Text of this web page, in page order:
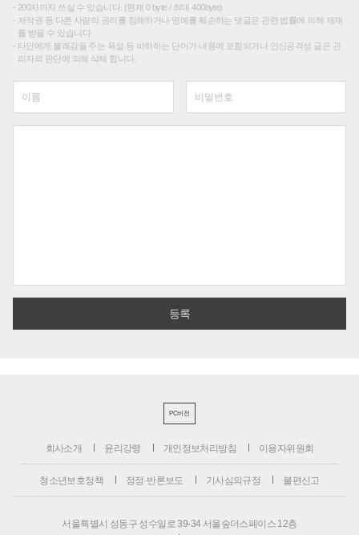
200자까지 쓰실 수 있습니다. (현재 0 byte / 최대 400byte)
저작권 등 다른 사람의 권리를 침해하거나 명예를 훼손하는 댓글은 관련 법률에 의해 제재
를 받을 수 있습니다.
타인에게 불쾌감을 주는 욕설 등 비하하는 단어가 내용에 포함되거나 인신공격성 글은 관
리자의 판단에 의해 삭제 합니다.
PC버전
회사소개 윤리강령 개인정보처리방침 이용자위원회
청소년보호정책 정정·반론보도 기사심의규정 불편신고
서울특별시 성동구 성수일로 39-34 서울숲더스페이스 12층